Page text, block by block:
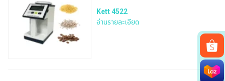
Kett 4522
อ่านรายละเอียด